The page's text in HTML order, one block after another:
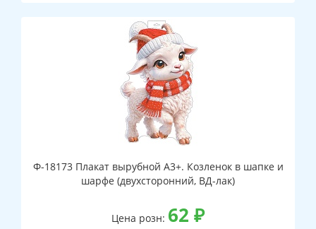
Ф-18173 Плакат вырубной А3+. Козленок в шапке и
шарфе (двухсторонний, ВД-лак)
Цена розн: 62 ₽